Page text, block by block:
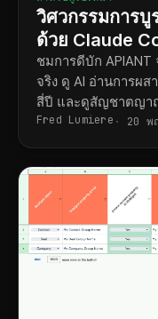
วิศวกรรมการ
ด้วย Claude
ข้อผิดพลาดใน
ชมการดีบัก
จริง ดู AI อ่านการผส
สี่ปี และดูสัญชาตญา
โค้ดเบสไม่เคยบันทึก
Fred Lumiere 20 พ